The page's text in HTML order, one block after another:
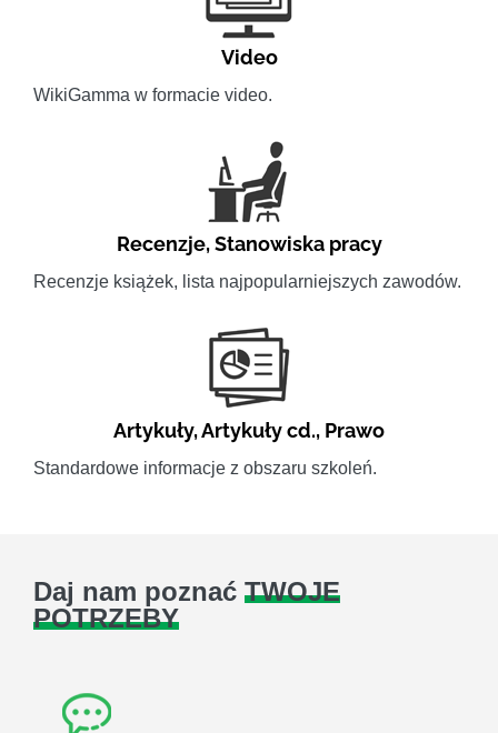
Video
WikiGamma w formacie video.
Recenzje,Stanowiska pracy
Recenzje książek, lista najpopularniejszych zawodów.
Artykuły,Artykuły cd., Prawo
Standardowe informacje z obszaru szkoleń.
Daj nam poznać TWOJE
POTRZEBY